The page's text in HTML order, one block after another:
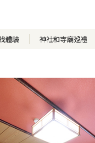
體驗 神社和寺廟巡禮